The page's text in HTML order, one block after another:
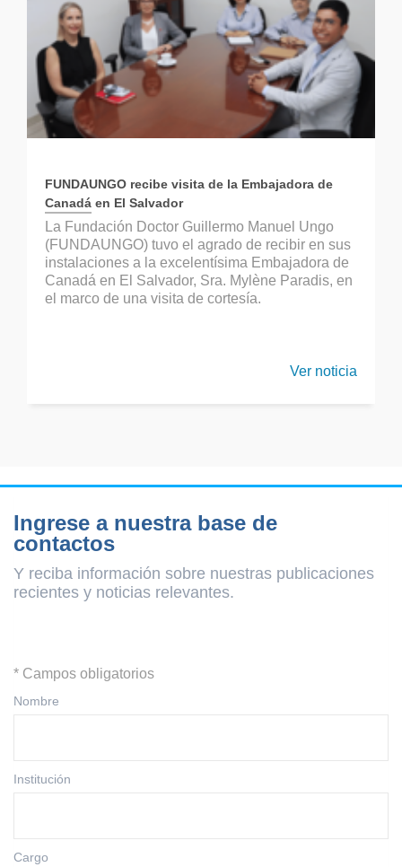
FUNDAUNGO recibe visita de la Embajadora de
Canadá en El Salvador
La Fundación Doctor Guillermo Manuel Ungo
(FUNDAUNGO) tuvo el agrado de recibir en sus
instalaciones a la excelentísima Embajadora de
Canadá en El Salvador, Sra. Mylène Paradis, en
el marco de una visita de cortesía.
Ver noticia
Ingrese a nuestra base de
contactos
Y reciba información sobre nuestras publicaciones
recientes y noticias relevantes.
* Campos obligatorios
Nombre
Institución
Cargo